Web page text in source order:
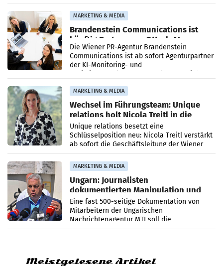
MARKETING & MEDIA
Brandenstein Communications ist
künftig Partner von OtterlyAI
Die Wiener PR-Agentur Brandenstein
Communications ist ab sofort Agenturpartner
der KI-Monitoring- und
MARKETING & MEDIA
Wechsel im Führungsteam: Unique
relations holt Nicola Treitl in die
Geschäftsleitung
Unique relations besetzt eine
Schlüsselposition neu: Nicola Treitl verstärkt
ab sofort die Geschäftsleitung der Wiener
PR-Agentur an der Seite von Josef Kalina und
Anna Kalina-Mahr.
MARKETING & MEDIA
Ungarn: Journalisten
dokumentierten Manipulation und
Zensur
Eine fast 500-seitige Dokumentation von
Mitarbeitern der Ungarischen
Nachrichtenagentur MTI soll die
systematische Nachrichten-Manipulation und
Meistgelesene Artikel